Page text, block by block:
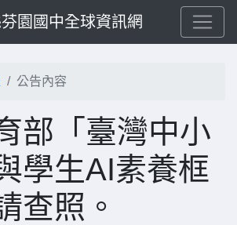
園國中全球資訊網
公告內容
部「臺灣中小
學生AI素養框
查照。